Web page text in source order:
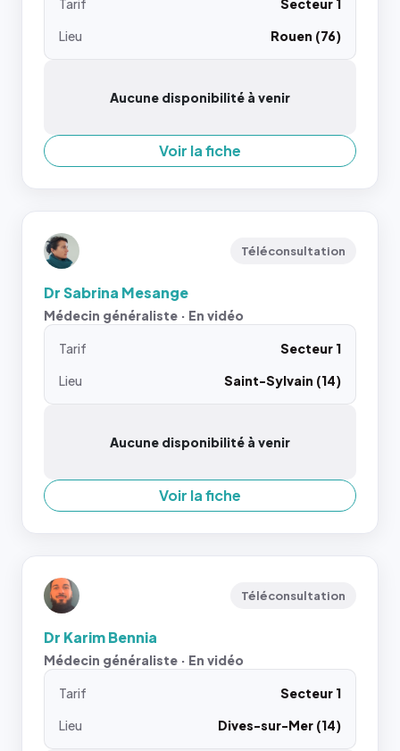
Tarif
Secteur 1
Lieu
Rouen (76)
Aucune disponibilité à venir
Voir la fiche
Téléconsultation
Dr Sabrina Mesange
Médecin généraliste · En vidéo
Tarif
Secteur 1
Lieu
Saint-Sylvain (14)
Aucune disponibilité à venir
Voir la fiche
Téléconsultation
Dr Karim Bennia
Médecin généraliste · En vidéo
Tarif
Secteur 1
Lieu
Dives-sur-Mer (14)